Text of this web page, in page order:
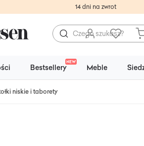
14 dni na zwrot
Bestsellery
NEW
Meble
niskie i taborety